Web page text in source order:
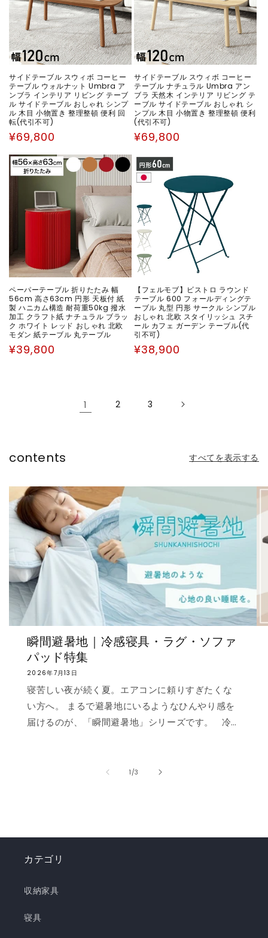
サイドテーブル スウィボ コーヒー
テーブル ウォルナット Umbra ア
ンブラ インテリア リビング テーブ
ル サイドテーブル おしゃれ シンプ
ル 木目 小物置き 整理整頓 便利 回
転(代引不可)
通
価
格
¥69,800
サイドテーブル スウィボ コーヒー
テーブル ナチュラル Umbra アン
ブラ 天然木 インテリア リビング テ
ーブル サイドテーブル おしゃれ シ
ンプル 木目 小物置き 整理整頓 便利
(代引不可)
通
価
格
¥69,800
ペーパーテーブル 折りたたみ 幅
56cm 高さ63cm 円形 天板付 紙
製 ハニカム構造 耐荷重50kg 撥水
加工 クラフト紙 ナチュラル ブラッ
ク ホワイト レッド おしゃれ 北欧
モダン 紙テーブル 丸テーブル
通
¥39,800
【フェルモブ】ビストロ ラウンド
テーブル 600 フォールディングテ
ーブル 丸型 円形 サークル シンプル
おしゃれ 北欧 スタイリッシュ スチ
ール カフェ ガーデン テーブル(代
引不可)
通
¥38,900
1 2 3
contents すべてを表示する
瞬間避暑地｜冷感寝具・ラグ・ソファ
パッド特集
2026年7月13日
寝苦しい夜が続く夏。エアコンに頼りすぎたくな
い方へ。 まるで避暑地にいるようなひんやり感を
届けるのが、「瞬間避暑地」シリーズです。 冷
うな“ずっと触れていたくなる冷たさ”を実現しま
う！✨ ❄️強冷感リバーシブルケット ❄️強冷感リバ
ーシブル敷きパッド ❄️強冷感枕パッド ❄️強冷感抱
き枕 ❄️強冷感3層ごろ寝マット ❄️強冷感ソファーパ
ッド ❄️強冷感極厚ラグ 🍃【New!!】通年使えるレ
ケット ・選べる4サイズ(ハーフ/シングル/セミダ
1 /の
3
カテゴリ
収納家具
寝具